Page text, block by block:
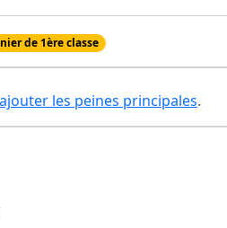
de 1ère classe
ajouter les peines principales.